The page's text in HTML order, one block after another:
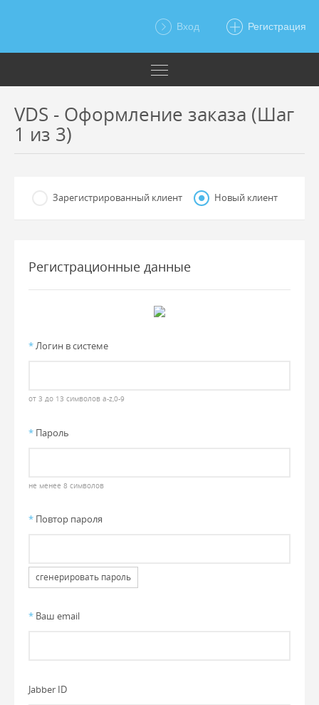
Вход Регистрация
VDS - Оформление заказа (Шаг
1 из 3)
Зарегистрированный клиент Новый клиент
Регистрационные данные
*Логин в системе
от 3 до 13 символов a-z,0-9
* Пароль
не менее 8 символов
* Повтор пароля
сгенерировать пароль
* Ваш email
Jabber ID